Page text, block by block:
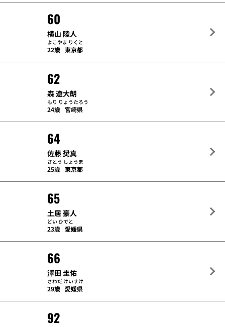
60
横山 陸人
よこやま りくと
22歳 東京都
62
森 遼大朗
もり りょうたろう
24歳 宮崎県
64
佐藤 奨真
さとう しょうま
25歳 東京都
65
土居 豪人
どい ひでと
23歳 愛媛県
66
澤田 圭佑
さわだ けいすけ
29歳 愛媛県
92